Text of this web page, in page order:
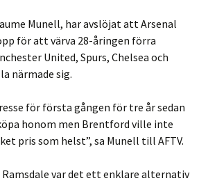
Munell, har avslöjat att Arsenal
för att värva 28-åringen förra
United, Spurs, Chelsea och
närmade sig.
för första gången för tre år sedan
honom men Brentford ville inte
pris som helst”, sa Munell till AFTV.
var det ett enklare alternativ